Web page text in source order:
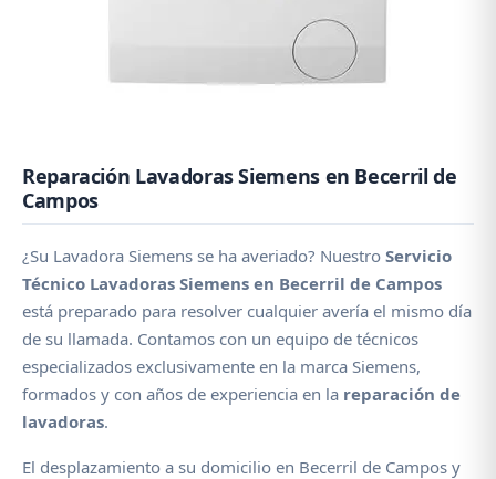
Reparación Lavadoras Siemens en Becerril de
Campos
¿Su Lavadora Siemens se ha averiado? Nuestro Servicio
Técnico Lavadoras Siemens en Becerril de Campos
está preparado para resolver cualquier avería el mismo día
de su llamada. Contamos con un equipo de técnicos
especializados exclusivamente en la marca Siemens,
formados y con años de experiencia en la reparación de
lavadoras.
El desplazamiento a su domicilio en Becerril de Campos y